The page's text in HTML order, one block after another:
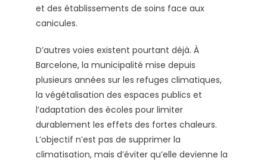
et des établissements de soins face aux
canicules.
D’autres voies existent pourtant déjà. À
Barcelone, la municipalité mise depuis
plusieurs années sur les refuges climatiques,
la végétalisation des espaces publics et
l’adaptation des écoles pour limiter
durablement les effets des fortes chaleurs.
L’objectif n’est pas de supprimer la
climatisation, mais d’éviter qu’elle devienne la